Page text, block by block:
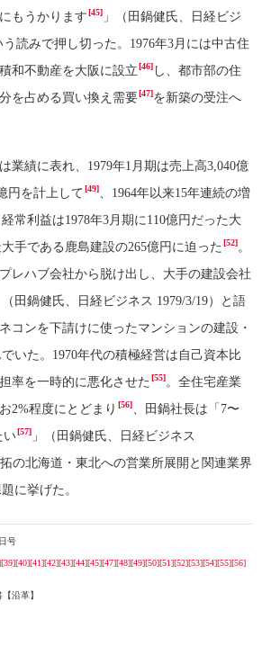
もうかります [45] 」（田鍋健氏、日経ビジ
う読みで押し切った。1976年3月には中古住
和不動産を大阪に設立 [46] し、都市部の住
を占める買い換え需要 [47]を新築の受注へ
業績に表れ、1979年1月期は売上高3,040億
円を計上して [49]、1964年以来15年連続の増
経常利益は1978年3月期に110億円だった大
手である鹿島建設の265億円に迫った [52]。
レハブ会社から脱け出し、大手の建設会社
（田鍋健氏、日経ビジネス 1979/3/19）と語
コンを下請けに使ったマンションの建設・
いた。1970年代の積極経営は自己資本比
率を一時的に悪化させた [55]。全住宅産業
2%程度にとどまり [56]、田鍋社長は「7〜
い [57] 」（田鍋健氏、日経ビジネス
の北海道・東北への営業所展開と関連業界
に挙げた。
号
[39][40][41][42][43][44][45][47][48][49][50][51][52][53][54][55][56]
沿革】